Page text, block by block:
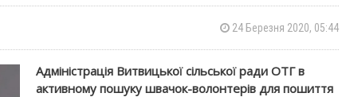
24 Березня 2020, 05:44
Адміністрація Витвицької сільської ради ОТГ в
активному пошуку швачок-волонтерів для пошиття